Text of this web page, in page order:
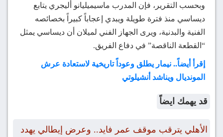
وبحسب التقرير، فإن المدرب ماسيميليانو أليجري يتابع
ديساسي منذ فترة طويلة ويبدي إعجاباً كبيراً بخصائصه
الفنية والبدنية، ويرى الجهاز الفني لميلان أن ديساسي يمثل
“القطعة الناقصة” في دفاع الفريق.
إقرأ أيضاً.. نيمار يطلق وعوداً تاريخية لاستعادة عرش
المونديال ويناشد أنشيلوتي
قد يهمك ايضاً
الأهلي يترقب موقف عمر فايد.. وعرض إيطالي يهدد